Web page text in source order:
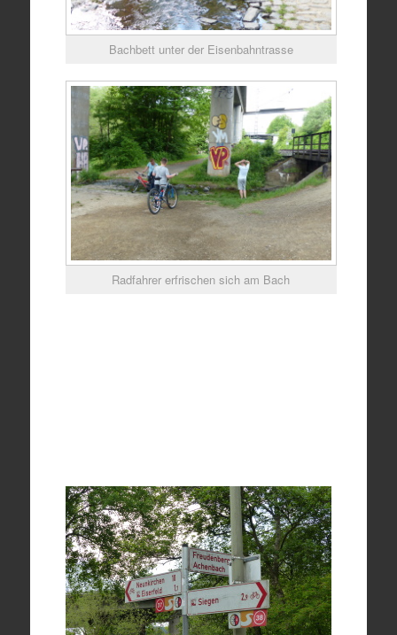
Bachbett unter der Eisenbahntrasse
Radfahrer erfrischen sich am Bach